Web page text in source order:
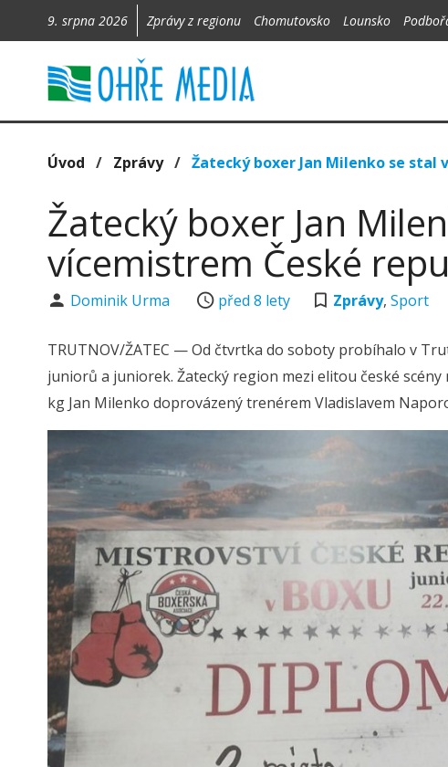
9. srpna 2026 Zprávy z regionu Chomutovsko Lounsko
Úvod / Zprávy/ Žatecký boxer Jan Milenko se
Žatecký boxer Jan
vícemistrem České
Dominik Urma před 8 lety Zprávy,Sport
TRUTNOV/ŽATEC — Od čtvrtka do soboty probíhalo v
juniorů a juniorek. Žatecký region mezi elitou české
kg Jan Milenko doprovázený trenérem Vladislavem